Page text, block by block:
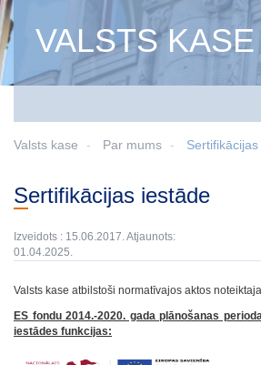
VALSTS KASE
Valsts kase Par mums
Sertifikācijas iestāde
Izveidots : 15.06.2017. Atjaunots:
01.04.2025.
Valsts kase atbilstoši normatīvajos aktos
ES fondu 2014.-2020. gada plānošanas
iestādes funkcijas: